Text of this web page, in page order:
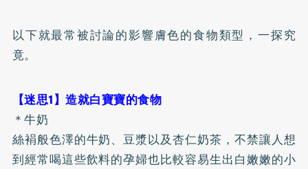
以下就最常被討論的影響膚色的食物類型，一探究
竟。
【迷思1】造就白寶寶的食物
＊牛奶
絲裐般色澤的牛奶、豆漿以及杏仁奶茶，不禁讓人想
到經常喝這些飲料的孕婦也比較容易生出白嫩嫩的小